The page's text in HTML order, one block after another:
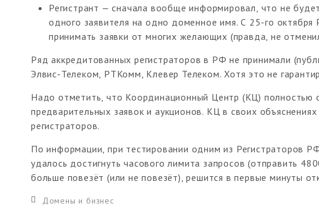
Регистрант — сначала вообще информировал, что не
одного заявителя на одно доменное имя. С 25-го октября
принимать заявки от многих желающих (правда, не
Ряд аккредитованных регистраторов в РФ не принимали
Элвис-Телеком, РТКомм, Клевер Телеком. Хотя это не
Надо отметить, что Координационный Центр (КЦ) полностью
предварительных заявок и аукционов. КЦ в своих
регистраторов.
По информации, при тестировании одним из Регистраторов
удалось достигнуть часового лимита запросов (отправить
больше повезёт (или не повезёт), решится в первые минуты
Домены и бизнес